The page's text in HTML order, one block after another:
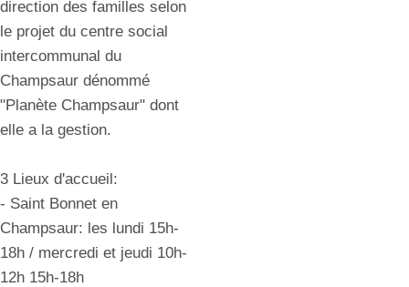
direction des familles selon
le projet du centre social
intercommunal du
Champsaur dénommé
"Planète Champsaur" dont
elle a la gestion.
3 Lieux d'accueil:
- Saint Bonnet en
Champsaur: les lundi 15h-
18h / mercredi et jeudi 10h-
12h 15h-18h